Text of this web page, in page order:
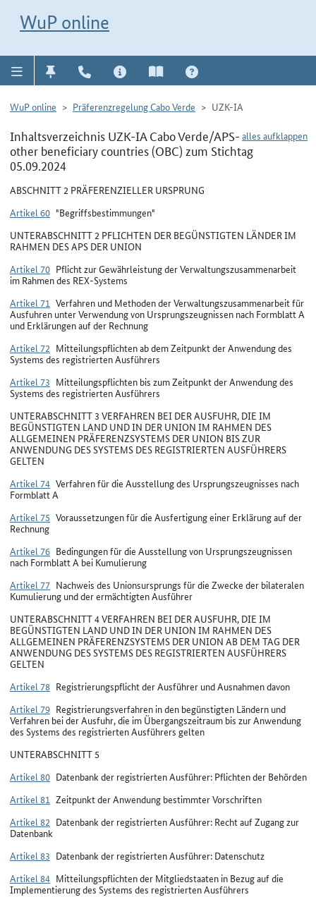
WuP online
WuP online Präferenzregelung Cabo Verde UZK-IA
alles aufklappen
Inhaltsverzeichnis UZK-IA Cabo Verde/APS-
other beneficiary countries (OBC) zum Stichtag
05.09.2024
ABSCHNITT 2 PRÄFERENZIELLER URSPRUNG
Artikel 60 "Begriffsbestimmungen"
UNTERABSCHNITT 2 PFLICHTEN DER BEGÜNSTIGTEN LÄNDER IM
RAHMEN DES APS DER UNION
Artikel 70 Pflicht zur Gewährleistung der Verwaltungszusammenarbeit
im Rahmen des REX-Systems
Artikel 71 Verfahren und Methoden der Verwaltungszusammenarbeit für
Ausfuhren unter Verwendung von Ursprungszeugnissen nach Formblatt A
und Erklärungen auf der Rechnung
Artikel 72 Mitteilungspflichten ab dem Zeitpunkt der Anwendung des
Systems des registrierten Ausführers
Artikel 73 Mitteilungspflichten bis zum Zeitpunkt der Anwendung des
Systems des registrierten Ausführers
UNTERABSCHNITT 3 VERFAHREN BEI DER AUSFUHR, DIE IM
BEGÜNSTIGTEN LAND UND IN DER UNION IM RAHMEN DES
ALLGEMEINEN PRÄFERENZSYSTEMS DER UNION BIS ZUR
ANWENDUNG DES SYSTEMS DES REGISTRIERTEN AUSFÜHRERS
GELTEN
Artikel 74 Verfahren für die Ausstellung des Ursprungszeugnisses nach
Formblatt A
Artikel 75 Voraussetzungen für die Ausfertigung einer Erklärung auf der
Rechnung
Artikel 76 Bedingungen für die Ausstellung von Ursprungszeugnissen
nach Formblatt A bei Kumulierung
Artikel 77 Nachweis des Unionsursprungs für die Zwecke der bilateralen
Kumulierung und der ermächtigten Ausführer
UNTERABSCHNITT 4 VERFAHREN BEI DER AUSFUHR, DIE IM
BEGÜNSTIGTEN LAND UND IN DER UNION IM RAHMEN DES
ALLGEMEINEN PRÄFERENZSYSTEMS DER UNION AB DEM TAG DER
ANWENDUNG DES SYSTEMS DES REGISTRIERTEN AUSFÜHRERS
GELTEN
Artikel 78 Registrierungspflicht der Ausführer und Ausnahmen davon
Artikel 79 Registrierungsverfahren in den begünstigten Ländern und
Verfahren bei der Ausfuhr, die im Übergangszeitraum bis zur Anwendung
des Systems des registrierten Ausführers gelten
UNTERABSCHNITT 5
Artikel 80 Datenbank der registrierten Ausführer: Pflichten der Behörden
Artikel 81 Zeitpunkt der Anwendung bestimmter Vorschriften
Artikel 82 Datenbank der registrierten Ausführer: Recht auf Zugang zur
Datenbank
Artikel 83 Datenbank der registrierten Ausführer: Datenschutz
Artikel 84 Mitteilungspflichten der Mitgliedstaaten in Bezug auf die
Implementierung des Systems des registrierten Ausführers